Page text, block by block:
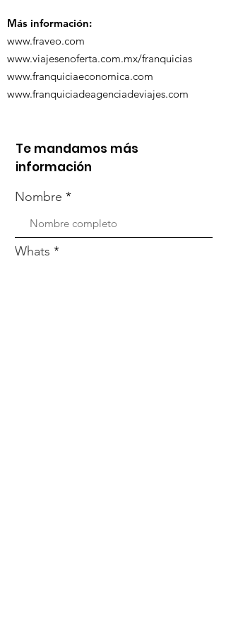
Más información:
www.fraveo.com
www.viajesenoferta.com.mx/franquicias
www.franquiciaeconomica.com
www.franquiciadeagenciadeviajes.com
Te mandamos más
información
Nombre
Whats